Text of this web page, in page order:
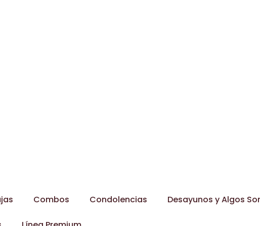
Combos Condolencias Desayunos y Algos